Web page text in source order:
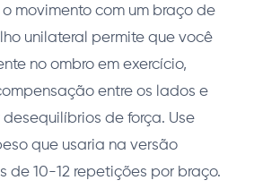
movimento com um braço de
unilateral permite que você
no ombro em exercício,
entre os lados e
de força. Use
que usaria na versão
de 10-12 repetições por braço.